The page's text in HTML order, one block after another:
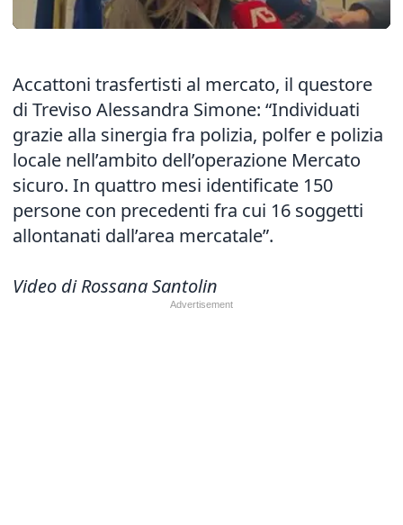
Accattoni trasfertisti al mercato, il questore
di Treviso Alessandra Simone: “Individuati
grazie alla sinergia fra polizia, polfer e polizia
locale nell’ambito dell’operazione Mercato
sicuro. In quattro mesi identificate 150
persone con precedenti fra cui 16 soggetti
allontanati dall’area mercatale”.
Video di Rossana Santolin